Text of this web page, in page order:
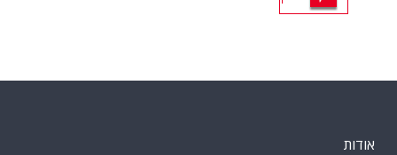
אודות